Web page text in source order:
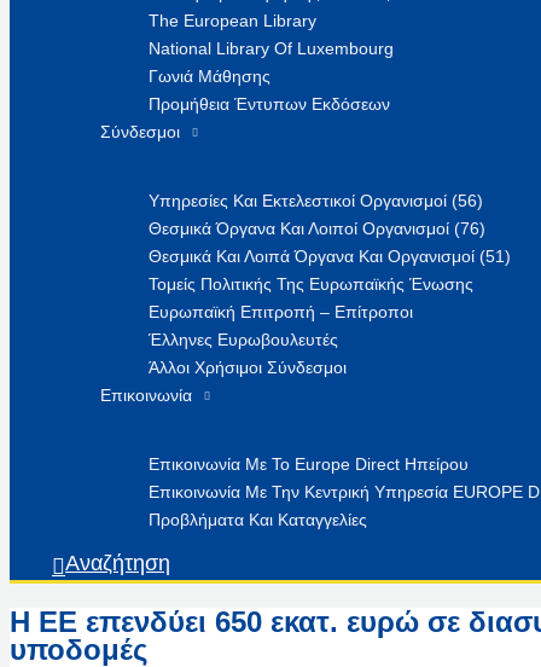
The European Library
National Library Of Luxembourg
Γωνιά Μάθησης
Προμήθεια Έντυπων Εκδόσεων
Σύνδεσμοι
Υπηρεσίες Και Εκτελεστικοί Οργανισμοί (56)
Θεσμικά Όργανα Και Λοιποί Οργανισμοί (76)
Θεσμικά Και Λοιπά Όργανα Και Οργανισμοί (51)
Τομείς Πολιτικής Της Ευρωπαϊκής Ένωσης
Ευρωπαϊκή Επιτροπή – Επίτροποι
Έλληνες Ευρωβουλευτές
Άλλοι Χρήσιμοι Σύνδεσμοι
Επικοινωνία
Επικοινωνία Με Το Europe Direct Ηπείρου
Επικοινωνία Με Την Κεντρική Υπηρεσία EUROPE
Προβλήματα Και Καταγγελίες
Αναζήτηση
Η ΕΕ επενδύει 650 εκατ. ευρώ σε
υποδομές